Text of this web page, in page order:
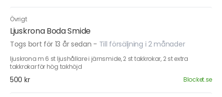
Övrigt
Ljuskrona Boda Smide
Togs bort för 13 år sedan - Till försäljning i 2 månader
ljuskrona m 6 st ljushållare i järnsmide, 2 st takkrokar, 2 st extra
takkrokar för hög takhöjd
500 kr Blocket.se